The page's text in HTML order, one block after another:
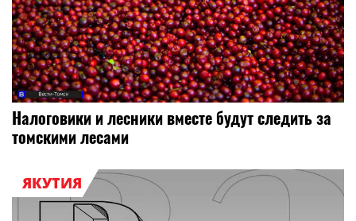
Налоговики и лесники вместе будут следить за
томскими лесами
ЯКУТИЯ